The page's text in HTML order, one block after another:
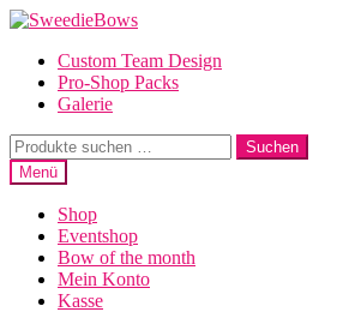
Zur
springen
Zum
springenCustom Team Design
Pro-Shop Packs
Galerie
Suche
nach:
Suchen
Menü
Shop
Eventshop
Bow of the month
Mein Konto
Kasse